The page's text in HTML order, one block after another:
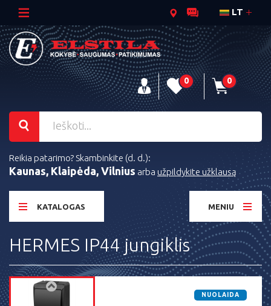
LT
0 0
Reikia patarimo? Skambinkite (d. d.):
Kaunas, Klaipėda, Vilnius arba užpildykite užklausą
KATALOGAS MENIU
HERMES IP44 jungiklis
NUOLAIDA